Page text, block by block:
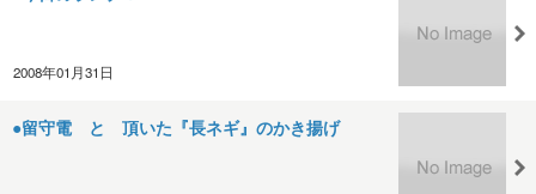
2008年01月31日
●留守電 と 頂いた『長ネギ』のかき揚げ